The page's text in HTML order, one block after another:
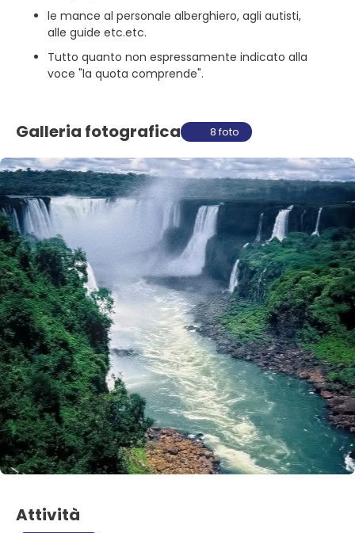
le mance al personale alberghiero, agli autisti,
alle guide etc.etc.
Tutto quanto non espressamente indicato alla
voce "la quota comprende".
Galleria fotografica 8 foto
Attività